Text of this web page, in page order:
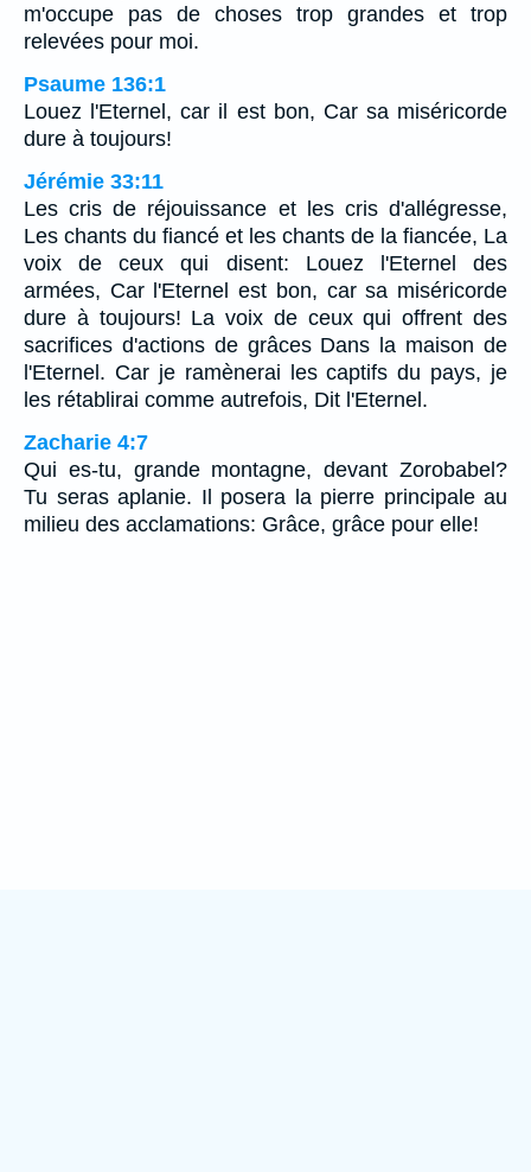
m'occupe pas de choses trop grandes et trop
relevées pour moi.
Psaume 136:1
Louez l'Eternel, car il est bon, Car sa miséricorde
dure à toujours!
Jérémie 33:11
Les cris de réjouissance et les cris d'allégresse,
Les chants du fiancé et les chants de la fiancée, La
voix de ceux qui disent: Louez l'Eternel des
armées, Car l'Eternel est bon, car sa miséricorde
dure à toujours! La voix de ceux qui offrent des
sacrifices d'actions de grâces Dans la maison de
l'Eternel. Car je ramènerai les captifs du pays, je
les rétablirai comme autrefois, Dit l'Eternel.
Zacharie 4:7
Qui es-tu, grande montagne, devant Zorobabel?
Tu seras aplanie. Il posera la pierre principale au
milieu des acclamations: Grâce, grâce pour elle!